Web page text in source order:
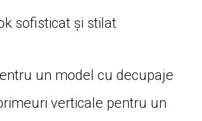
sofisticat și stilat
un model cu decupaje
verticale pentru un